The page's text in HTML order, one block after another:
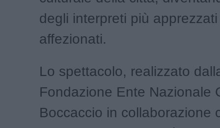
degli interpreti più
affezionati.
Lo spettacolo, realizzato
Fondazione Ente Nazionale
Boccaccio in collaborazione